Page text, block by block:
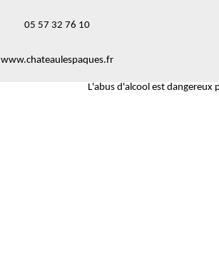
05 57 32 76 10
www.chateaulespaques.fr
L'abus d'alcool est dangereux